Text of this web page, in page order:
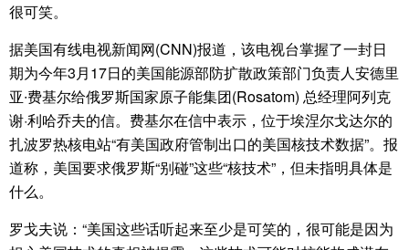
很可笑。
据美国有线电视新闻网(CNN)报道，该电视台掌握了一封日
期为今年3月17日的美国能源部防扩散政策部门负责人安德里
亚∙费基尔给俄罗斯国家原子能集团(Rosatom) 总经理阿列克
谢·利哈乔夫的信。费基尔在信中表示，位于埃涅尔戈达尔的
扎波罗热核电站“有美国政府管制出口的美国核技术数据”。报
道称，美国要求俄罗斯“别碰”这些“核技术”，但未指明具体是
什么。
罗戈夫说：“美国这些话听起来至少是可笑的，很可能是因为